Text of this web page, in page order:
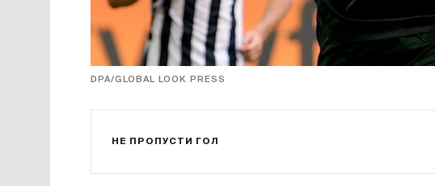
DPA/GLOBAL LOOK PRESS
НЕ ПРОПУСТИ ГОЛ